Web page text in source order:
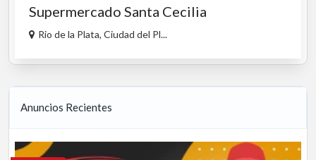
Supermercado Santa Cecilia
Rio de la Plata, Ciudad del Pl...
Anuncios Recientes